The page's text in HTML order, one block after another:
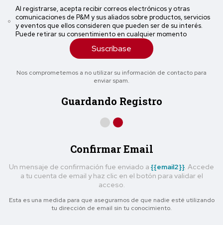
Al registrarse, acepta recibir correos electrónicos y otras
comunicaciones de P&M y sus aliados sobre productos, servicios
y eventos que ellos consideren que pueden ser de su interés.
Puede retirar su consentimiento en cualquier momento
Suscríbase
Nos comprometemos a no utilizar su información de contacto para
enviar spam.
Guardando Registro
Confirmar Email
Un mensaje de confirmación fue enviado a {{email2}} . Accede
a tu cuenta de email y haz clic en el botón para validar el
acceso.
Esta es una medida para que asegurarnos de que nadie esté utilizando
tu dirección de email sin tu conocimiento.